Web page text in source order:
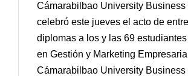
Cámarabilbao University Business
celebró este jueves el acto de
diplomas a los y las 69
en Gestión y Marketing
Cámarabilbao University Business